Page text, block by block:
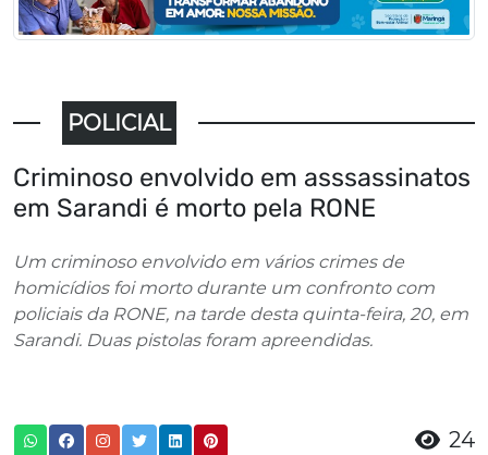
POLICIAL
Criminoso envolvido em asssassinatos
em Sarandi é morto pela RONE
Um criminoso envolvido em vários crimes de
homicídios foi morto durante um confronto com
policiais da RONE, na tarde desta quinta-feira, 20, em
Sarandi. Duas pistolas foram apreendidas.
24